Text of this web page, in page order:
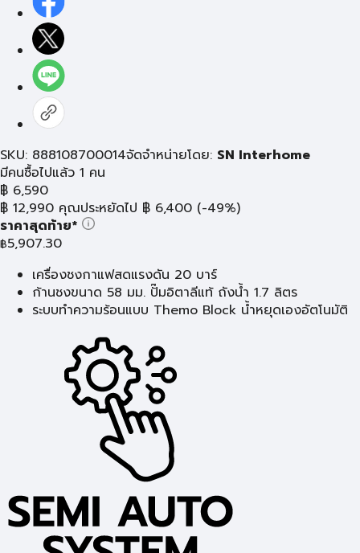
SKU: 888108700014จัดจำหน่ายโดย: SN Interhome
มีคนซื้อไปแล้ว 1 คน
฿ 6,590
฿ 12,990 คุณประหยัดไป ฿ 6,400 (-49%)
ราคาสุดท้าย*
฿5,907.30
เครื่องชงกาแฟสดแรงดัน 20 บาร์
ก้านชงขนาด 58 มม. ปั๊มอิตาลีแท้ ถังน้ำ 1.7 ลิตร
ระบบทำความร้อนแบบ Themo Block น้ำหยุดเองอัตโนมัติ